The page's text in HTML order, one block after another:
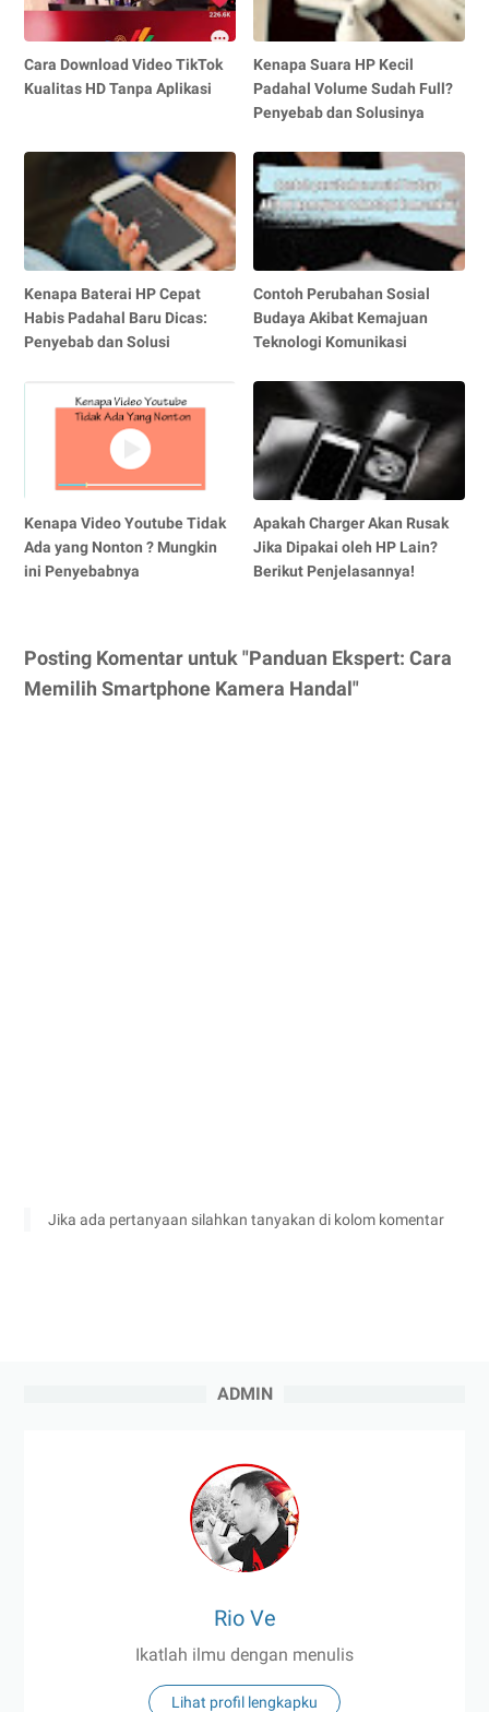
Cara Download Video TikTok
Kualitas HD Tanpa Aplikasi
Kenapa Suara HP Kecil
Padahal Volume Sudah Full?
Penyebab dan Solusinya
Kenapa Baterai HP Cepat
Habis Padahal Baru Dicas:
Penyebab dan Solusi
Contoh Perubahan Sosial
Budaya Akibat Kemajuan
Teknologi Komunikasi
Kenapa Video Youtube Tidak
Ada yang Nonton ? Mungkin
ini Penyebabnya
Apakah Charger Akan Rusak
Jika Dipakai oleh HP Lain?
Berikut Penjelasannya!
Posting Komentar untuk "Panduan Ekspert: Cara
Memilih Smartphone Kamera Handal"
Jika ada pertanyaan silahkan tanyakan di kolom komentar
ADMIN
Rio Ve
Ikatlah ilmu dengan menulis
Lihat profil lengkapku